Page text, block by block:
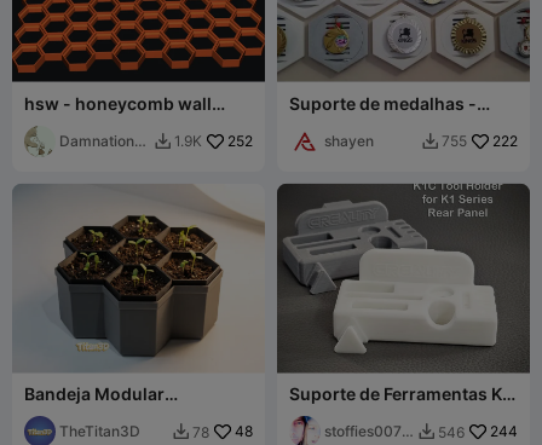
hsw - honeycomb wall
system and parts
Damnation
 1.9K 252
Suporte de medalhas -
ímã shayen  755 222
Bandeja Modular
Hexagonal para Mudas
com 7 Células
TheTitan3D  78 48
Suporte de Ferramentas K1
/ K1C para o Painel Traseiro
da Série K
stoffies0071  546 244